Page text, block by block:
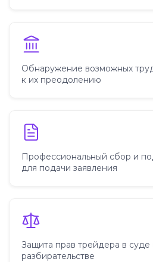
Обнаружение возможных
к их преодолению
Профессиональный сбор и
для подачи заявления
Защита прав трейдера в
разбирательстве